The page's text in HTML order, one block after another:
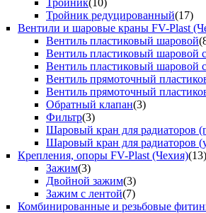
Тройник(10)
Тройник редуцированный(17)
Вентили и шаровые краны FV-Plast
Вентиль пластиковый шаровой
Вентиль пластиковый шаровой
Вентиль пластиковый шаровой
Вентиль прямоточный
Вентиль прямоточный
Обратный клапан(3)
Фильтр(3)
Шаровый кран для радиаторов
Шаровый кран для радиаторов
Крепления, опоры FV-Plast (Чехия)(13)
Зажим(3)
Двойной зажим(3)
Зажим с лентой(7)
Комбинированные и резьбовые